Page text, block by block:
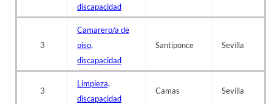
discapacidad
3
Camarero/a de
piso,
discapacidad
Santiponce Sevilla
3
Limpieza,
discapacidad
Camas Sevilla